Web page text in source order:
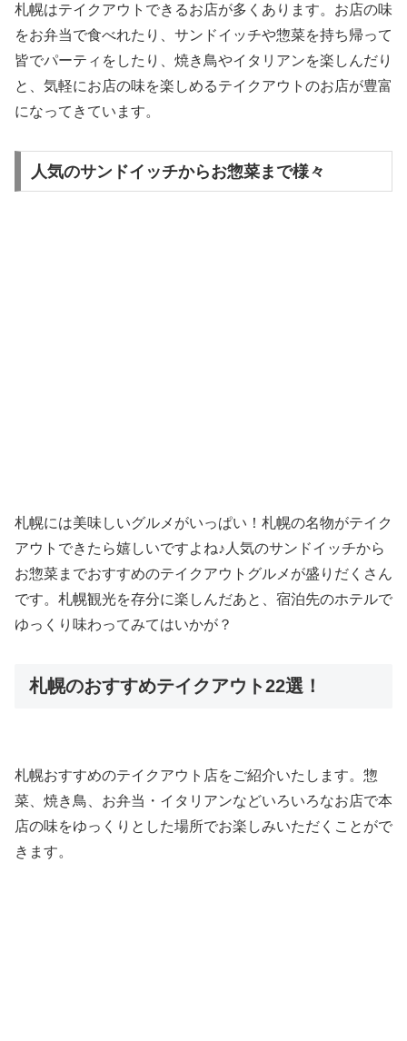
札幌はテイクアウトできるお店が多くあります。お店の味
をお弁当で食べれたり、サンドイッチや惣菜を持ち帰って
皆でパーティをしたり、焼き鳥やイタリアンを楽しんだり
と、気軽にお店の味を楽しめるテイクアウトのお店が豊富
になってきています。
人気のサンドイッチからお惣菜まで様々
札幌には美味しいグルメがいっぱい！札幌の名物がテイク
アウトできたら嬉しいですよね♪人気のサンドイッチから
お惣菜までおすすめのテイクアウトグルメが盛りだくさん
です。札幌観光を存分に楽しんだあと、宿泊先のホテルで
ゆっくり味わってみてはいかが？
札幌のおすすめテイクアウト22選！
札幌おすすめのテイクアウト店をご紹介いたします。惣
菜、焼き鳥、お弁当・イタリアンなどいろいろなお店で本
店の味をゆっくりとした場所でお楽しみいただくことがで
きます。